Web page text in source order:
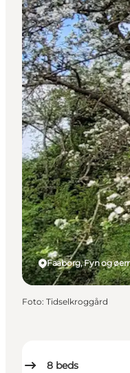
8 beds
Faaborg, Fyn og
Foto: Tidselkroggård